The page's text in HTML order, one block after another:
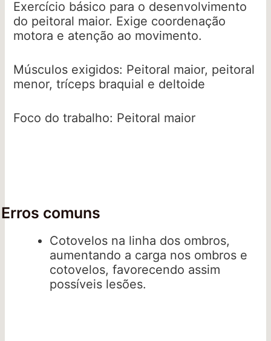
Exercício básico para o desenvolvimento
do peitoral maior. Exige coordenação
motora e atenção ao movimento.
Músculos exigidos: Peitoral maior, peitoral
menor, tríceps braquial e deltoide
Foco do trabalho: Peitoral maior
Erros comuns
Cotovelos na linha dos ombros,
aumentando a carga nos ombros e
cotovelos, favorecendo assim
possíveis lesões.